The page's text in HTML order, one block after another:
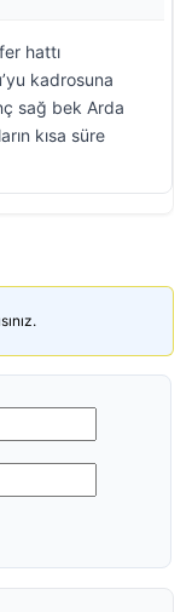
hattı
kadrosuna
sağ bek Arda
kısa süre